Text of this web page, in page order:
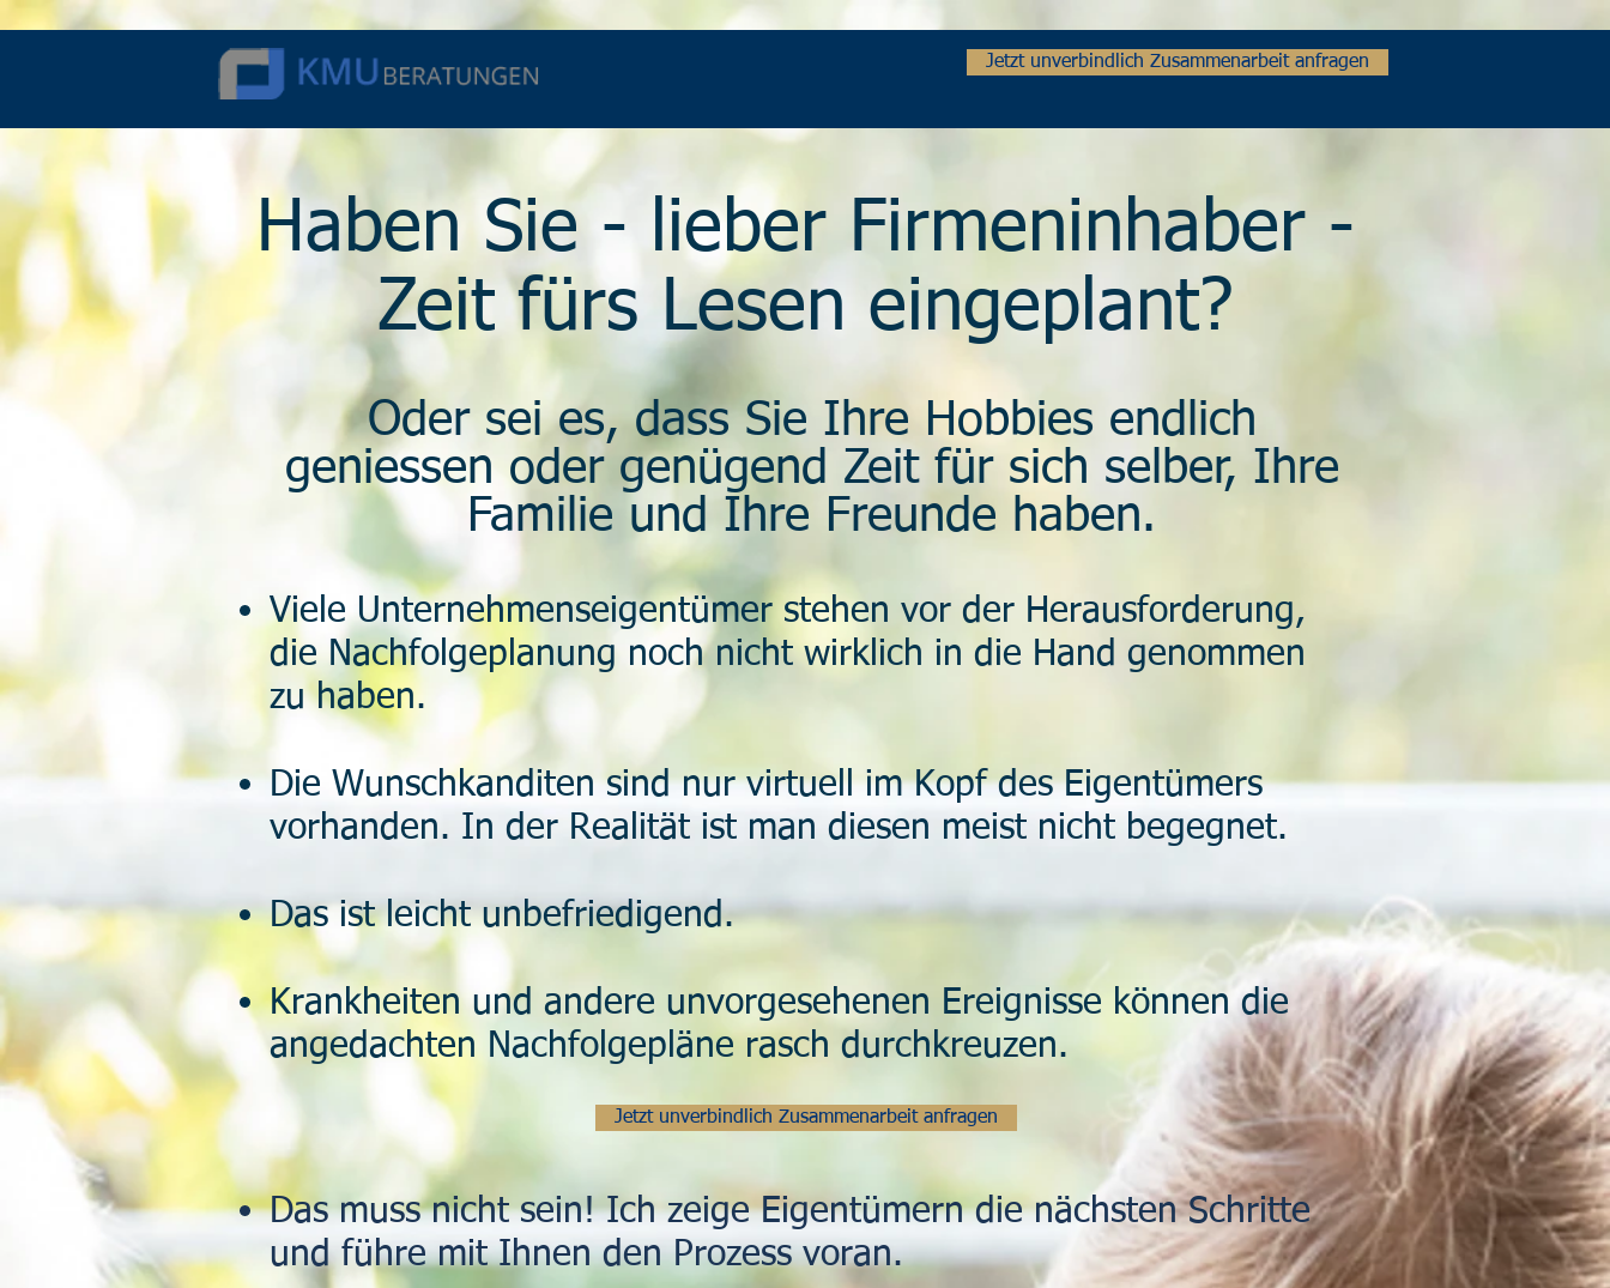
Jetzt unverbindlich Zusammenarbeit anfragen
Haben Sie - lieber Firmeninhaber -
Zeit fürs Lesen eingeplant?
Oder sei es, dass Sie Ihre Hobbies endlich
geniessen oder genügend Zeit für sich selber, Ihre
Familie und Ihre Freunde haben.
Viele Unternehmenseigentümer stehen vor der Herausforderung,
die Nachfolgeplanung noch nicht wirklich in die Hand genommen
zu haben.
Die Wunschkanditen sind nur virtuell im Kopf des Eigentümers
vorhanden. In der Realität ist man diesen meist nicht begegnet.
Das ist leicht unbefriedigend.
Krankheiten und andere unvorgesehenen Ereignisse können die
angedachten Nachfolgepläne rasch durchkreuzen.
Jetzt unverbindlich Zusammenarbeit anfragen
Das muss nicht sein! Ich zeige Eigentümern die nächsten Schritte
und führe mit Ihnen den Prozess voran.